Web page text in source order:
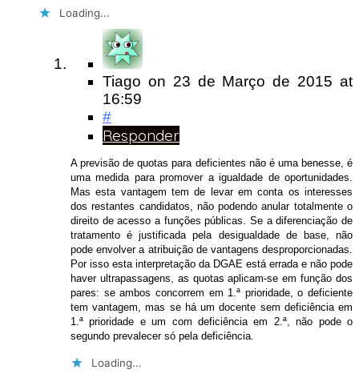
Loading...
Tiago on 23 de Março de 2015at
16:59
#
Responder
A previsão de quotas para deficientes não é uma benesse, é
uma medida para promover a igualdade de oportunidades.
Mas esta vantagem tem de levar em conta os interesses
dos restantes candidatos, não podendo anular totalmente o
direito de acesso a funções públicas. Se a diferenciação de
tratamento é justificada pela desigualdade de base, não
pode envolver a atribuição de vantagens desproporcionadas.
Por isso esta interpretação da DGAE está errada e não pode
haver ultrapassagens, as quotas aplicam-se em função dos
pares: se ambos concorrem em 1.ª prioridade, o deficiente
tem vantagem, mas se há um docente sem deficiência em
1.ª prioridade e um com deficiência em 2.ª, não pode o
segundo prevalecer só pela deficiência.
Loading...